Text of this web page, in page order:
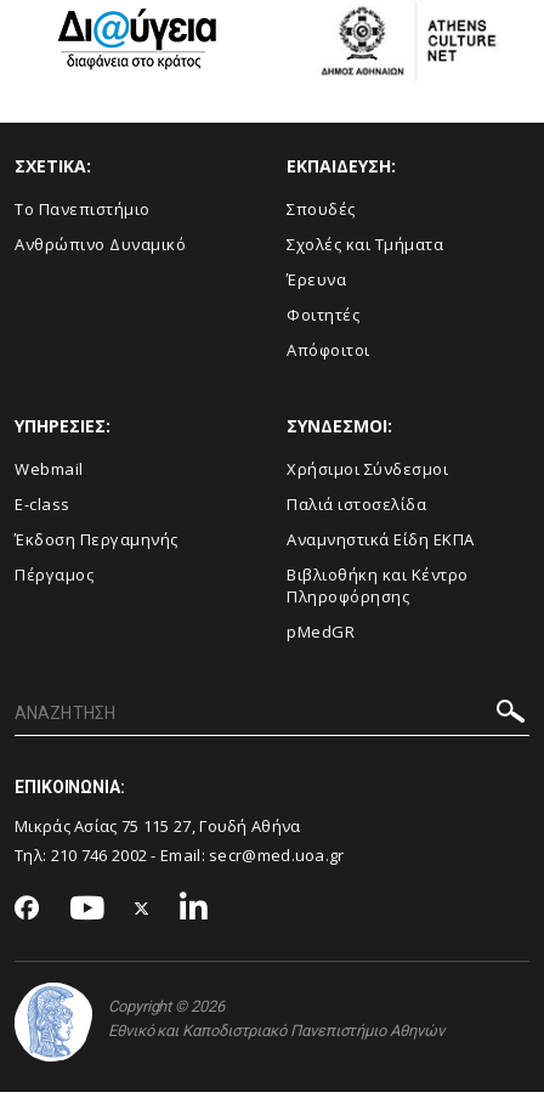
ΣΧΕΤΙΚΑ:
Το Πανεπιστήμιο
Ανθρώπινο Δυναμικό
ΕΚΠΑΙΔΕΥΣΗ:
Σπουδές
Σχολές και Τμήματα
Έρευνα
Φοιτητές
Απόφοιτοι
ΥΠΗΡΕΣΙΕΣ:
Webmail
E-class
Έκδοση Περγαμηνής
Πέργαμος
ΣΥΝΔΕΣΜΟΙ:
Χρήσιμοι Σύνδεσμοι
Παλιά ιστοσελίδα
Αναμνηστικά Είδη ΕΚΠΑ
Βιβλιοθήκη και Κέντρο
Πληροφόρησης
pMedGR
ΕΠΙΚΟΙΝΩΝΙΑ:
Μικράς Ασίας 75 115 27, Γουδή Αθήνα
Τηλ: 210 746 2002 - Email: secr@med.uoa.gr
Copyright © 2026
Εθνικό και Καποδιστριακό Πανεπιστήμιο Αθηνών